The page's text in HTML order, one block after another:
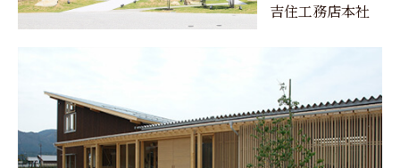
吉住工務店本社